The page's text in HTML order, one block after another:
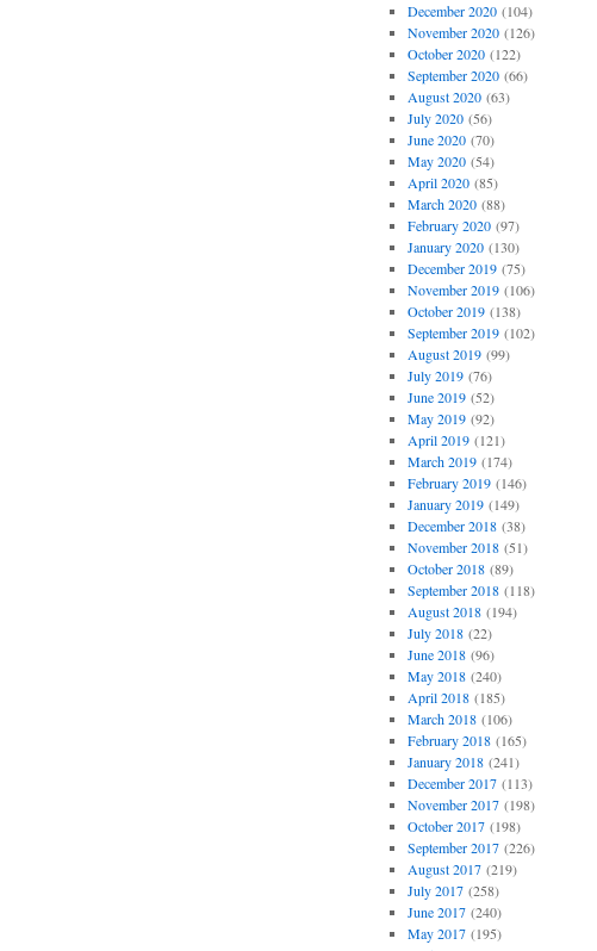
December 2020(104)
November 2020(126)
October 2020(122)
September 2020(66)
August 2020(63)
July 2020(56)
June 2020(70)
May 2020(54)
April 2020(85)
March 2020(88)
February 2020(97)
January 2020(130)
December 2019(75)
November 2019(106)
October 2019(138)
September 2019(102)
August 2019(99)
July 2019(76)
June 2019(52)
May 2019(92)
April 2019(121)
March 2019(174)
February 2019(146)
January 2019(149)
December 2018(38)
November 2018(51)
October 2018(89)
September 2018(118)
August 2018(194)
July 2018(22)
June 2018(96)
May 2018(240)
April 2018(185)
March 2018(106)
February 2018(165)
January 2018(241)
December 2017(113)
November 2017(198)
October 2017(198)
September 2017(226)
August 2017(219)
July 2017(258)
June 2017(240)
May 2017(195)